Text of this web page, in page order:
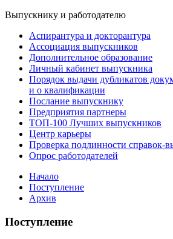
Выпускнику и работодателю
Аспирантура и докторантура
Ассоциация выпускников
Дополнительное образование
Личный кабинет выпускника
Порядок выдачи дубликатов
и о квалификации
Послание выпускнику
Предприятия партнеры
ТОП-100 Лучших выпускников
Центр карьеры
Проверка подлинности справок-
Опрос работодателей
Начало
Поступление
Архив
Поступление